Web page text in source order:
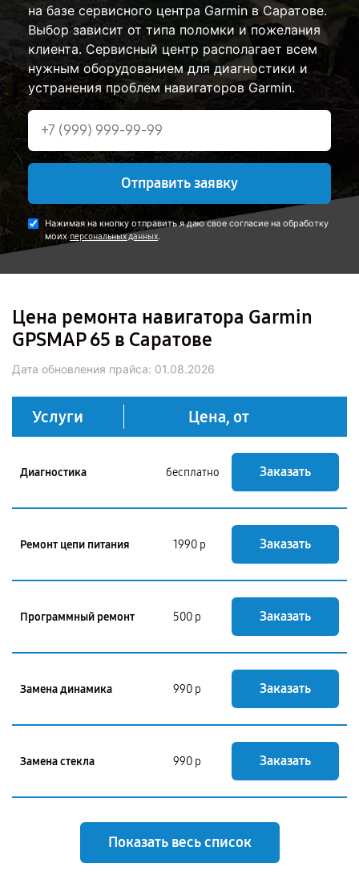
на базе сервисного центра Garmin в Саратове.
Выбор зависит от типа поломки и пожелания
клиента. Сервисный центр располагает всем
нужным оборудованием для диагностики и
устранения проблем навигаторов Garmin.
Отправить заявку
Нажимая на кнопку отправить я даю свое согласие на обработку
моих персональных данных.
Цена ремонта навигатора Garmin
GPSMAP 65 в Саратове
Дата обновления прайса: 01.08.2026
Услуги Цена, от
Диагностика бесплатно Заказать
Ремонт цепи питания 1990 р Заказать
Программный ремонт 500 р Заказать
Замена динамика 990 р Заказать
Замена стекла 990 р Заказать
Показать весь список